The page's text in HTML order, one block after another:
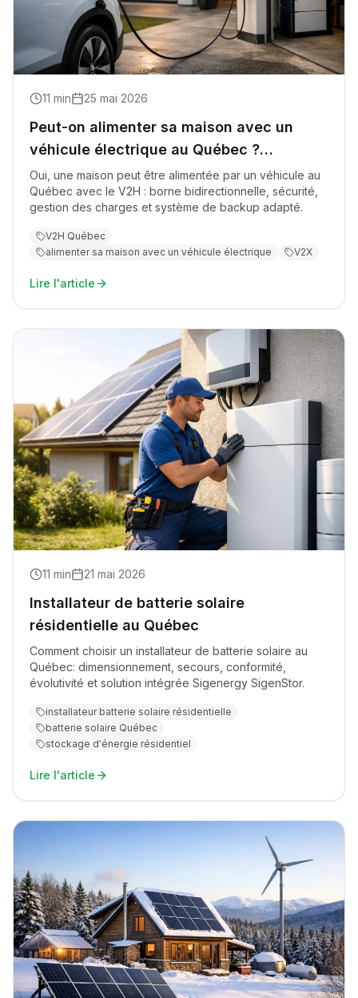
11 min 25 mai 2026
Peut-on alimenter sa maison avec un
véhicule électrique au Québec ?
(V2H/V2X)
Oui, une maison peut être alimentée par un véhicule au
Québec avec le V2H : borne bidirectionnelle, sécurité,
gestion des charges et système de backup adapté.
V2H Québec
alimenter sa maison avec un véhicule électrique
V2X
Lire l'article
11 min 21 mai 2026
Installateur de batterie solaire
résidentielle au Québec
Comment choisir un installateur de batterie solaire au
Québec: dimensionnement, secours, conformité,
évolutivité et solution intégrée Sigenergy SigenStor.
installateur batterie solaire résidentielle
batterie solaire Québec
stockage d'énergie résidentiel
Lire l'article